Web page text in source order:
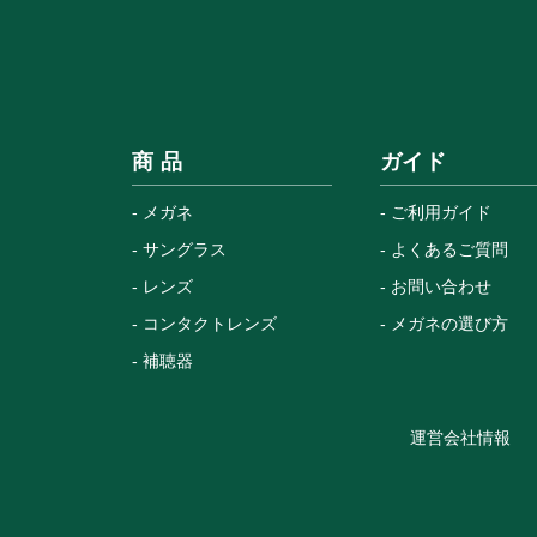
商 品
メガネ
サングラス
レンズ
コンタクトレンズ
補聴器
ガイド
ご利用ガイド
よくあるご質問
お問い合わせ
メガネの選び方
運営会社情報